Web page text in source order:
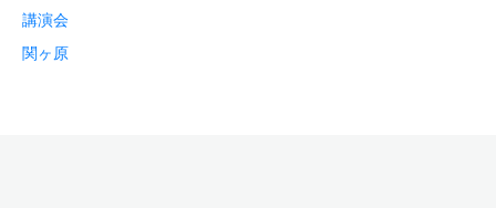
講演会
関ヶ原